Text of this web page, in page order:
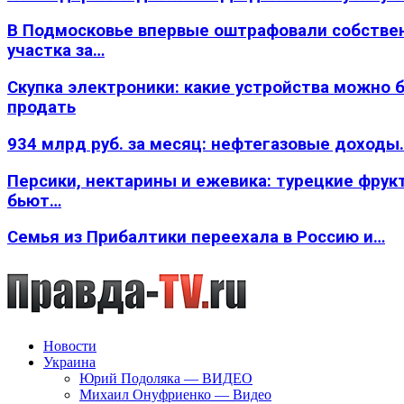
В Подмосковье впервые оштрафовали
участка за…
Скупка электроники: какие устройства можно
продать
934 млрд руб. за месяц: нефтегазовые
Персики, нектарины и ежевика: турецкие
бьют…
Семья из Прибалтики переехала в Россию и…
Новости
Украина
Юрий Подоляка — ВИДЕО
Михаил Онуфриенко — Видео